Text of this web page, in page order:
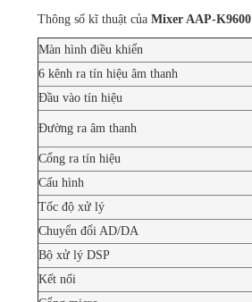
Thông số kĩ thuật của Mixer AAP-K9600
Màn hình điều khiển
6 kênh ra tín hiệu âm thanh
Đầu vào tín hiệu
Đường ra âm thanh
Cổng ra tín hiệu
Cấu hình
Tốc độ xử lý
Chuyển đổi AD/DA
Bộ xử lý DSP
Kết nối